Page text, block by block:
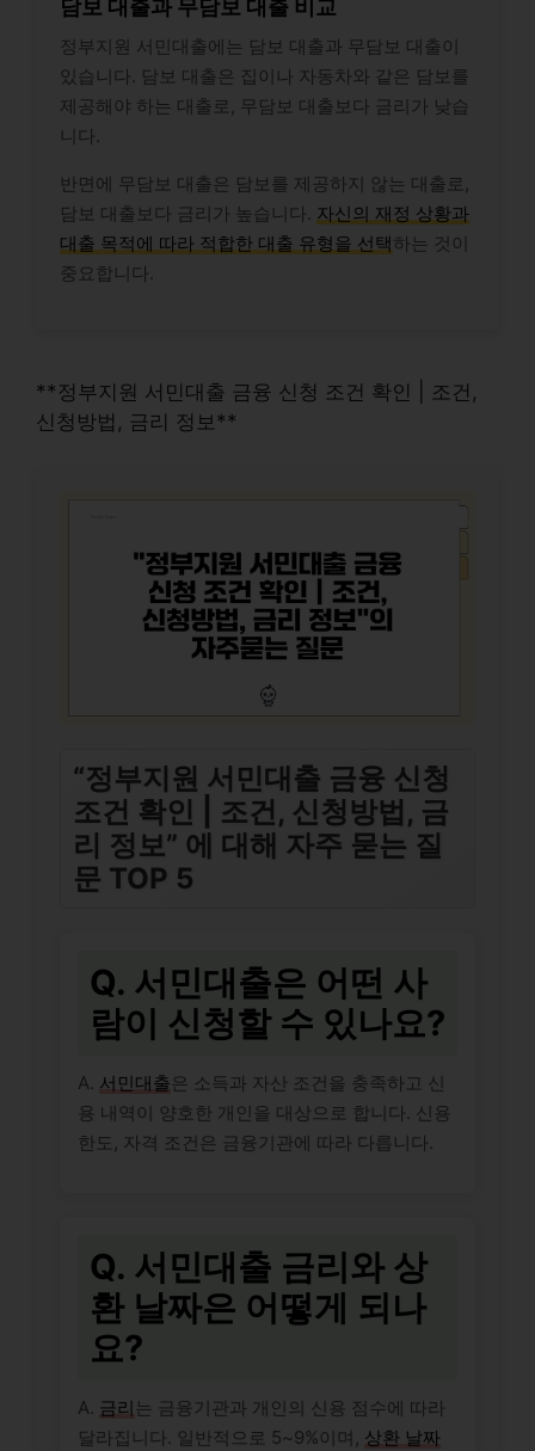
담보 대출과 무담보 대출 비교
정부지원 서민대출에는 담보 대출과 무담보 대출이
있습니다. 담보 대출은 집이나 자동차와 같은 담보를
제공해야 하는 대출로, 무담보 대출보다 금리가 낮습
니다.
반면에 무담보 대출은 담보를 제공하지 않는 대출로,
담보 대출보다 금리가 높습니다. 자신의 재정 상황과
대출 목적에 따라 적합한 대출 유형을 선택하는 것이
중요합니다.
**정부지원 서민대출 금융 신청 조건 확인 | 조건,
신청방법, 금리 정보**
“정부지원 서민대출 금융 신청
조건 확인 | 조건, 신청방법, 금
리 정보” 에 대해 자주 묻는 질
문 TOP 5
Q. 서민대출은 어떤 사
람이 신청할 수 있나요?
A. 서민대출은 소득과 자산 조건을 충족하고 신
용 내역이 양호한 개인을 대상으로 합니다. 신용
한도, 자격 조건은 금융기관에 따라 다릅니다.
Q. 서민대출 금리와 상
환 날짜은 어떻게 되나
요?
A. 금리는 금융기관과 개인의 신용 점수에 따라
달라집니다. 일반적으로 5~9%이며, 상환 날짜